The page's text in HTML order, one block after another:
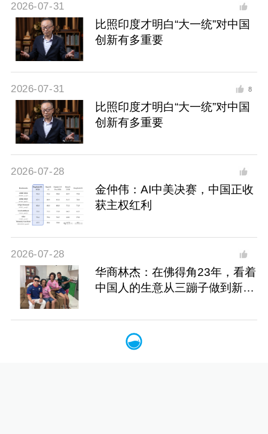
2026-07-31
比照印度才明白“大一统”对中国
创新有多重要
2026-07-31 8
比照印度才明白“大一统”对中国
创新有多重要
2026-07-28
金仲伟：AI中美决赛，中国正收
获主权红利
2026-07-28
华商林杰：在佛得角23年，看着
中国人的生意从三蹦子做到新能